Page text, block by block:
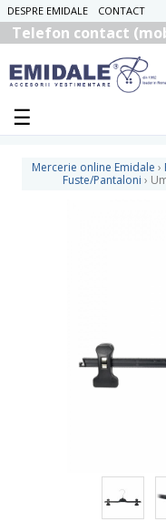
DESPRE EMIDALE CONTACT
Telefon contact
Mercerie online Emidale ›
Fuste/Pantaloni ›